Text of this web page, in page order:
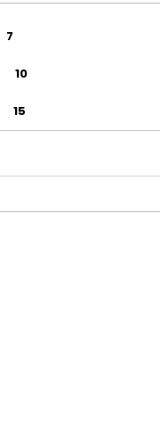
7
10
15